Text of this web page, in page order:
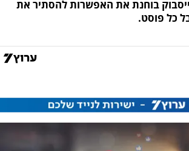
בוחנת את האפשרות להסתיר את
כל פוסט.